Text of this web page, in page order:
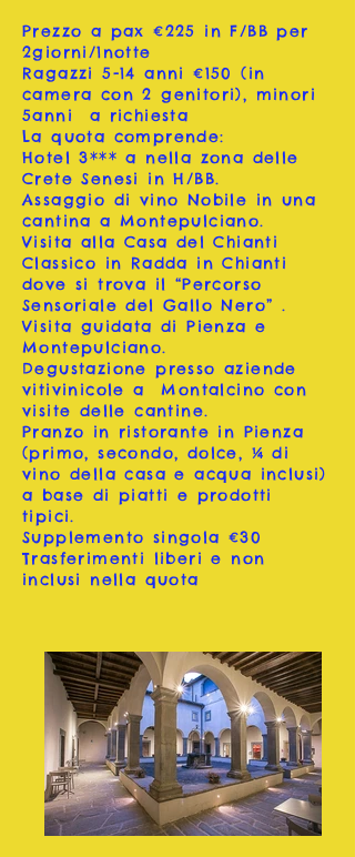
Prezzo a pax €225 in F/BB per
2giorni/1notte
Ragazzi 5-14 anni €150 (in
camera con 2 genitori), minori
5anni a richiesta
La quota comprende:
Hotel 3*** a nella zona delle
Crete Senesi in H/BB.
Assaggio di vino Nobile in una
cantina a Montepulciano.
Visita alla Casa del Chianti
Classico in Radda in Chianti
dove si trova il “Percorso
Sensoriale del Gallo Nero” .
Visita guidata di Pienza e
Montepulciano.
Degustazione presso aziende
vitivinicole a Montalcino con
visite delle cantine.
Pranzo in ristorante in Pienza
(primo, secondo, dolce, ¼ di
vino della casa e acqua inclusi)
a base di piatti e prodotti
tipici.
Supplemento singola €30
Trasferimenti liberi e non
inclusi nella quota